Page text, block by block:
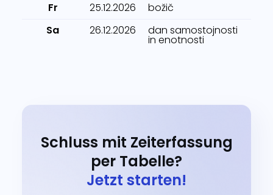
Fr
25.12.2026
božič
Sa
26.12.2026 dan samostojnosti
in enotnosti
Schluss mit Zeiterfassung
per Tabelle?
Jetzt starten!